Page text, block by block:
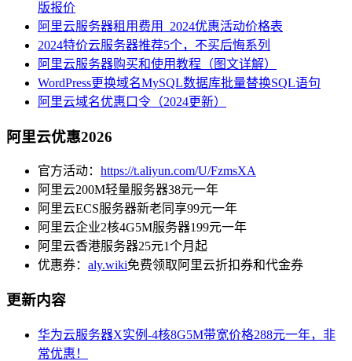
版报价
阿里云服务器租用费用_2024优惠活动价格表
2024特价云服务器推荐5个，不买后悔系列
阿里云服务器购买和使用教程（图文详解）
WordPress更换域名MySQL数据库批量替换SQL语句
阿里云域名优惠口令（2024更新）
阿里云优惠2026
官方活动： https://t.aliyun.com/U/FzmsXA
阿里云200M轻量服务器38元一年
阿里云ECS服务器新老同享99元一年
阿里云企业2核4G5M服务器199元一年
阿里云香港服务器25元1个月起
优惠券： aly.wiki免费领取阿里云折扣券和代金券
更新内容
华为云服务器X实例-4核8G5M带宽价格288元一年，非
常优惠！